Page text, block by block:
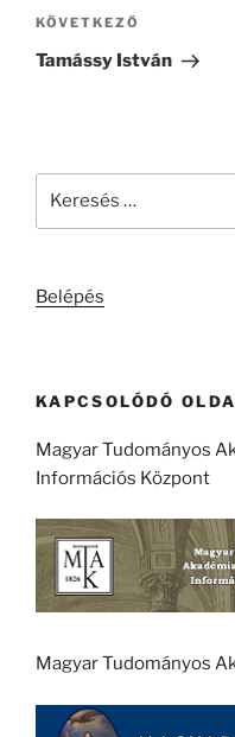
Következő
bejegyzés
KÖVETKEZŐ
Tamássy István
Belépés
KAPCSOLÓDÓ
Magyar Tudományos
Információs Központ
Magyar Tudományos